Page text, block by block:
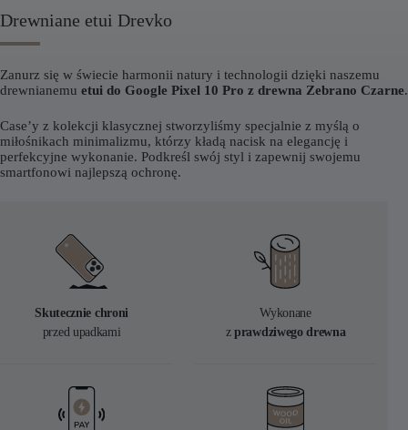
Drewniane etui Drevko
Zanurz się w świecie harmonii natury i technologii dzięki naszemu
drewnianemu etui do Google Pixel 10 Pro z drewna Zebrano Czarne.
Case’y z kolekcji klasycznej stworzyliśmy specjalnie z myślą o
miłośnikach minimalizmu, którzy kładą nacisk na elegancję i
perfekcyjne wykonanie. Podkreśl swój styl i zapewnij swojemu
smartfonowi najlepszą ochronę.
Skutecznie chroni
przed upadkami
Wykonane
z prawdziwego drewna